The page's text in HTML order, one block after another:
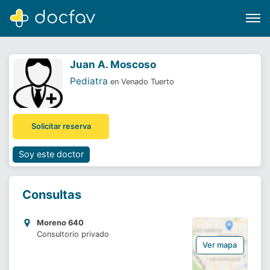
Software para clínicas
¿Eres un doctor?
Juan A. Moscoso
Pediatra en Venado Tuerto
Solicitar reserva
Soy este doctor
Consultas
Moreno 640
Consultorio privado
Ver mapa